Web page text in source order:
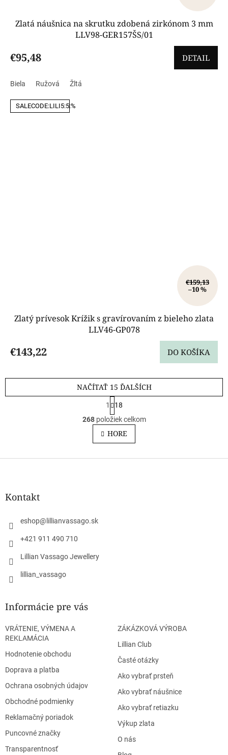
Zlatá náušnica na skrutku zdobená zirkónom 3 mm
LLV98-GER157ŠS/01
€95,48 DETAIL
Biela Ružová Žltá
SALECODE:LILI5:5:%
€159,13
–10 %
Zlatý prívesok Krížik s gravírovaním z bieleho zlata
LLV46-GP078
€143,22 DO KOŠÍKA
O
v
l
á
a
NAČÍTAŤ 15 ĎALŠÍCH
S
t
r
á
n
k
v
1
18
268položiek celkom
HORE
Z
Kontakt
eshop@ lillianvassago.sk
+421 911 490 710
Lillian Vassago Jewellery
lillian_vassago
Informácie pre vás
VRÁTENIE, VÝMENA A
REKLAMÁCIA
Hodnotenie obchodu
Doprava a platba
Ochrana osobných údajov
Obchodné podmienky
Reklamačný poriadok
Puncovné značky
Transparentnosť
ZÁKÁZKOVÁ VÝROBA
Lillian Club
Časté otázky
Ako vybrať prsteň
Ako vybrať náušnice
Ako vybrať retiazku
Výkup zlata
O nás